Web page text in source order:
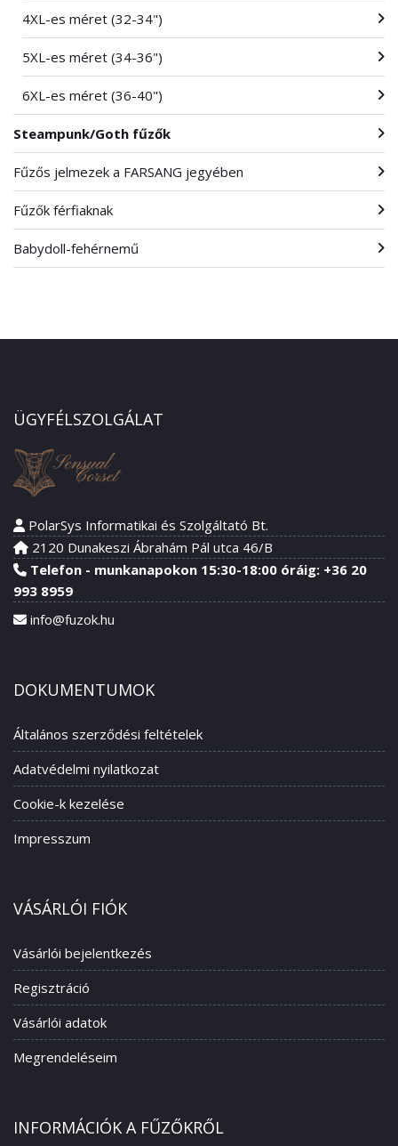
4XL-es méret (32-34")
5XL-es méret (34-36")
6XL-es méret (36-40")
Steampunk/Goth fűzők
Fűzős jelmezek a FARSANG jegyében
Fűzők férfiaknak
Babydoll-fehérnemű
ÜGYFÉLSZOLGÁLAT
PolarSys Informatikai és Szolgáltató Bt.
2120 Dunakeszi Ábrahám Pál utca 46/B
Telefon - munkanapokon 15:30-18:00 óráig: +36 20
993 8959
info@fuzok.hu
DOKUMENTUMOK
Általános szerződési feltételek
Adatvédelmi nyilatkozat
Cookie-k kezelése
Impresszum
VÁSÁRLÓI FIÓK
Vásárlói bejelentkezés
Regisztráció
Vásárlói adatok
Megrendeléseim
INFORMÁCIÓK A FŰZŐKRŐL